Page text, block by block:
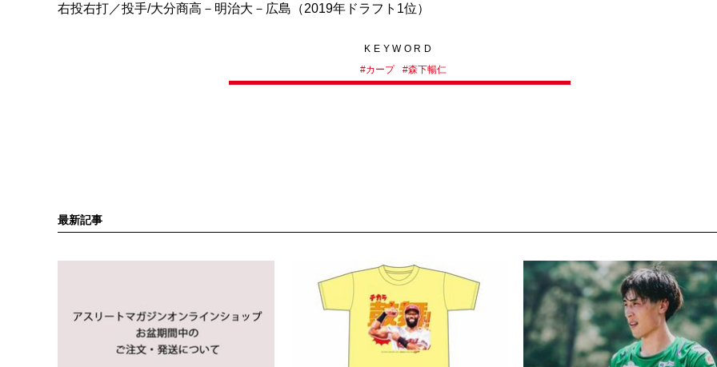
右投右打／投手/大分商高－明治大－広島（2019年ドラフト1位）
KEYWORD
#カープ #森下暢仁
最新記事